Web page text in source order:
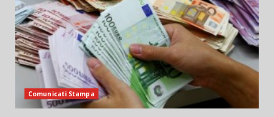
Comunicati Stampa